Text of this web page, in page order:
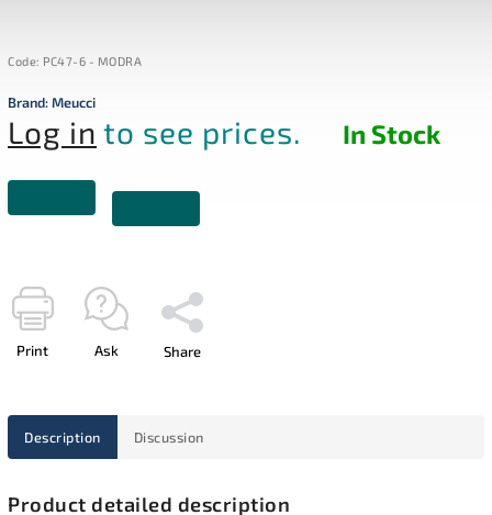
Code: PC47-6 - MODRA
Brand:Meucci
Log in to see prices. In Stock
Print Ask Share
Description Discussion
Product detailed description